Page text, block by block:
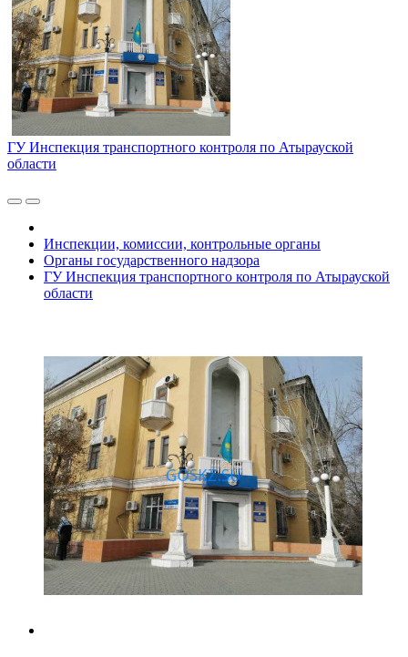
ГУ Инспекция транспортного контроля по Атырауской
области
Инспекции, комиссии, контрольные органы
Органы государственного надзора
ГУ Инспекция транспортного контроля по Атырауской
области